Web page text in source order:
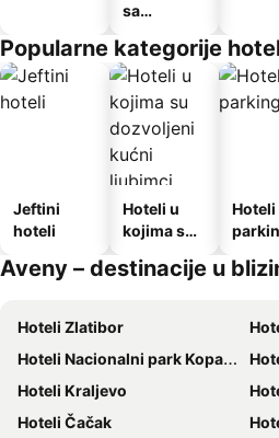
sa
Popularne kategorije
Jeftini
hoteli
Hoteli u
kojima su
kućni
Hoteli
Aveny – destinacije u
Hoteli Zlatibor
Hoteli Nacionalni park Kopaonik
Hoteli Kraljevo
Hoteli Čačak